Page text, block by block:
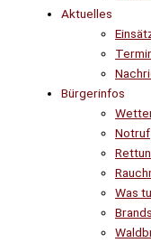
Aktuelles
Bürgerinfos
Notruf
Was